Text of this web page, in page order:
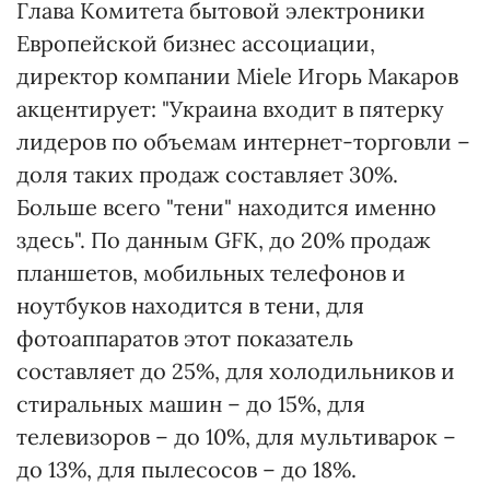
Глава Комитета бытовой электроники
Европейской бизнес ассоциации,
директор компании Miele Игорь Макаров
акцентирует: "Украина входит в пятерку
лидеров по объемам интернет-торговли –
доля таких продаж составляет 30%.
Больше всего "тени" находится именно
здесь". По данным GFK, до 20% продаж
планшетов, мобильных телефонов и
ноутбуков находится в тени, для
фотоаппаратов этот показатель
составляет до 25%, для холодильников и
стиральных машин – до 15%, для
телевизоров – до 10%, для мультиварок –
до 13%, для пылесосов – до 18%.